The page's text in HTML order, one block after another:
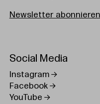
Newsletter abonnieren
Social Media
Instagram
Facebook
YouTube